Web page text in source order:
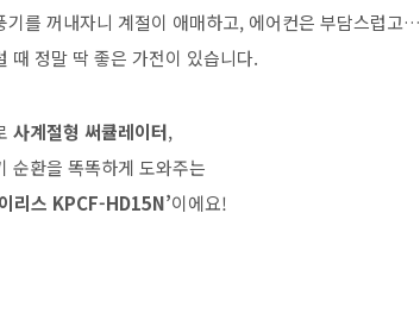
기를 꺼내자니 계절이 애매하고, 에어컨은 부담스럽고…
때 정말 딱 좋은 가전이 있습니다.
사계절형 써큘레이터,
순환을 똑똑하게 도와주는
리스 KPCF-HD15N’이에요!